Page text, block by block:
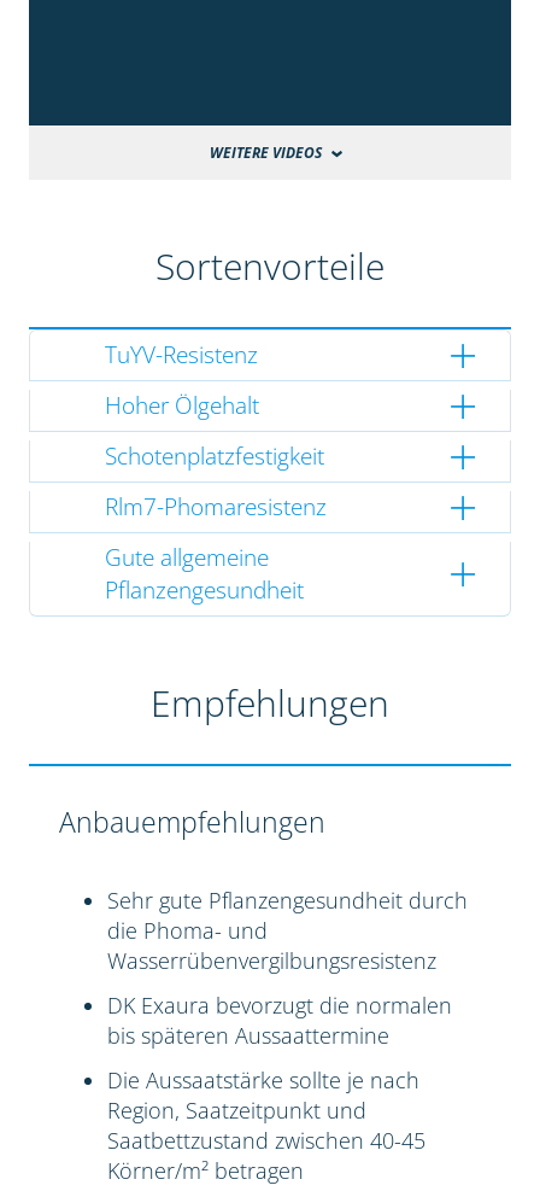
WEITERE VIDEOS
Sortenvorteile
TuYV-Resistenz
Hoher Ölgehalt
Schotenplatzfestigkeit
Rlm7-Phomaresistenz
Gute allgemeine
Pflanzengesundheit
Empfehlungen
Anbauempfehlungen
Sehr gute Pflanzengesundheit durch
die Phoma- und
Wasserrübenvergilbungsresistenz
DK Exaura bevorzugt die normalen
bis späteren Aussaattermine
Die Aussaatstärke sollte je nach
Region, Saatzeitpunkt und
Saatbettzustand zwischen 40-45
Körner/m² betragen